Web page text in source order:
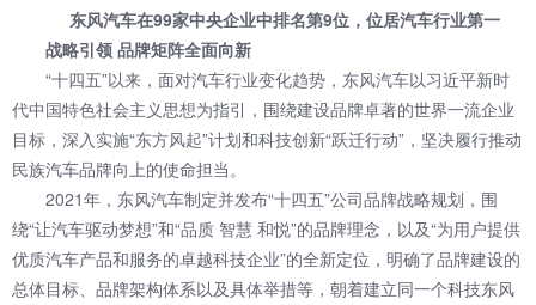
东风汽车在99家中央企业中排名第9位，位居汽车行业第一
战略引领 品牌矩阵全面向新
“十四五”以来，面对汽车行业变化趋势，东风汽车以习近平新时
代中国特色社会主义思想为指引，围绕建设品牌卓著的世界一流企业
目标，深入实施“东方风起”计划和科技创新“跃迁行动”，坚决履行推动
民族汽车品牌向上的使命担当。
2021年，东风汽车制定并发布“十四五”公司品牌战略规划，围
绕“让汽车驱动梦想”和“品质 智慧 和悦”的品牌理念，以及“为用户提供
优质汽车产品和服务的卓越科技企业”的全新定位，明确了品牌建设的
总体目标、品牌架构体系以及具体举措等，朝着建立同一个科技东风